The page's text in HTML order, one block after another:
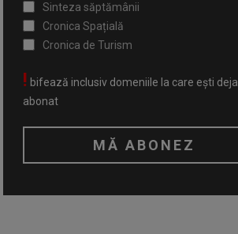
Sinteza săptămânii
Cronica Spațială
Cronica de Turism
! bifează inclusiv domeniile la care ești deja
abonat